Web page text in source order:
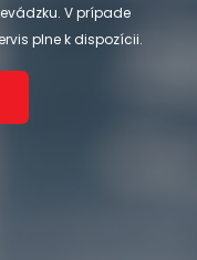
V prípade
plne k dispozícii.